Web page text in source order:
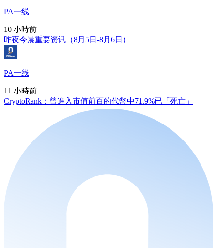
PA一线
10 小時前
昨夜今晨重要资讯（8月5日-8月6日）
PA一线
11 小時前
CryptoRank：曾進入市值前百的代幣中71.9%已「死亡」